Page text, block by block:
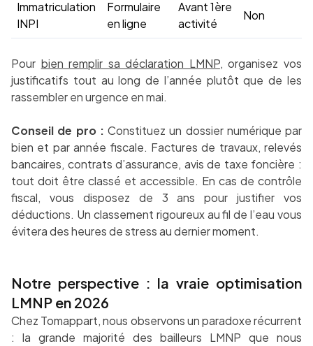
Immatriculation
INPI
Formulaire
en ligne
Avant 1ère
activité
Non
Pour bien remplir sa déclaration LMNP, organisez vos
justificatifs tout au long de l’année plutôt que de les
rassembler en urgence en mai.
Conseil de pro : Constituez un dossier numérique par
bien et par année fiscale. Factures de travaux, relevés
bancaires, contrats d’assurance, avis de taxe foncière :
tout doit être classé et accessible. En cas de contrôle
fiscal, vous disposez de 3 ans pour justifier vos
déductions. Un classement rigoureux au fil de l’eau vous
évitera des heures de stress au dernier moment.
Notre perspective : la vraie optimisation
LMNP en 2026
Chez Tomappart, nous observons un paradoxe récurrent
: la grande majorité des bailleurs LMNP que nous